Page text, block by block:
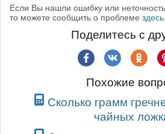
Если Вы нашли ошибку или
то можете сообщить о проблеме здесь.
Поделитесь с
Похожие
Сколько грамм
чайных